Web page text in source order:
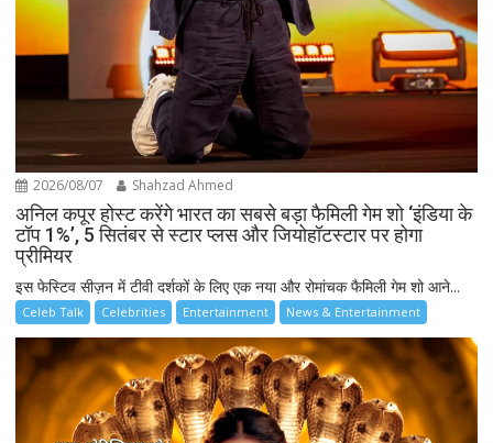
2026/08/07 Shahzad Ahmed
अनिल कपूर होस्ट करेंगे भारत का सबसे बड़ा फैमिली गेम शो ‘इंडिया के
टॉप 1%’, 5 सितंबर से स्टार प्लस और जियोहॉटस्टार पर होगा
प्रीमियर
इस फेस्टिव सीज़न में टीवी दर्शकों के लिए एक नया और रोमांचक फैमिली गेम शो आने...
Celeb Talk Celebrities Entertainment News & Entertainment